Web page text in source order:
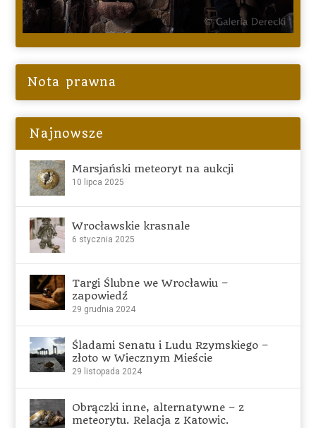
Nota prawna
Najnowsze
Marsjański meteoryt na aukcji
10 lipca 2025
Wrocławskie krasnale
6 stycznia 2025
Targi Ślubne we Wrocławiu –
zapowiedź
29 grudnia 2024
Śladami Senatu i Ludu Rzymskiego –
złoto w Wiecznym Mieście
29 listopada 2024
Obrączki inne, alternatywne – z
meteorytu. Relacja z Katowic.